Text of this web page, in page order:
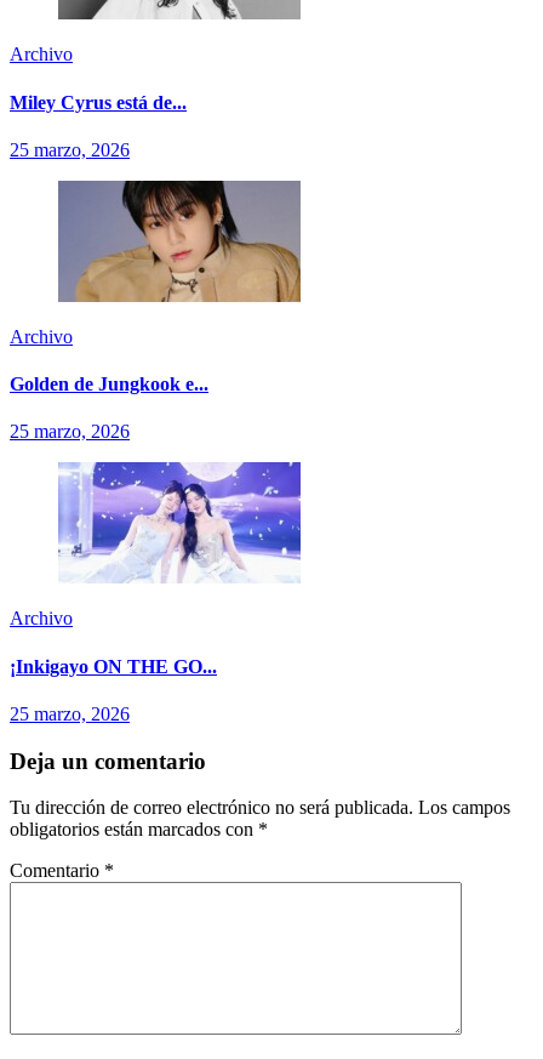
Archivo
Miley Cyrus está de...
25 marzo, 2026
Archivo
Golden de Jungkook e...
25 marzo, 2026
Archivo
¡Inkigayo ON THE GO...
25 marzo, 2026
Deja un comentario
Tu dirección de correo electrónico no será publicada. Los campos
obligatorios están marcados con *
Comentario *